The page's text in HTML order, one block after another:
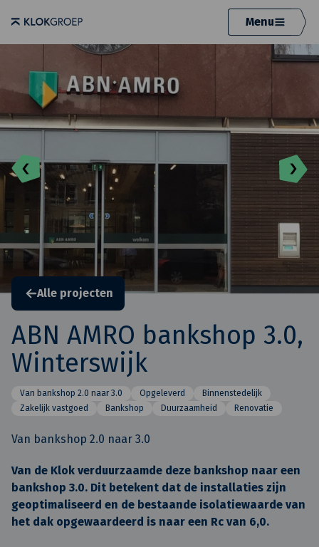
Menu
Alle projecten
ABN AMRO bankshop 3.0,
Winterswijk
Van bankshop 2.0 naar 3.0 Opgeleverd
Binnenstedelijk
Zakelijk vastgoed
Bankshop Duurzaamheid Renovatie
Van bankshop 2.0 naar 3.0
Van de Klok verduurzaamde deze bankshop naar een
bankshop 3.0. Dit betekent dat de installaties zijn
geoptimaliseerd en de bestaande isolatiewaarde van
het dak opgewaardeerd is naar een Rc van 6,0.